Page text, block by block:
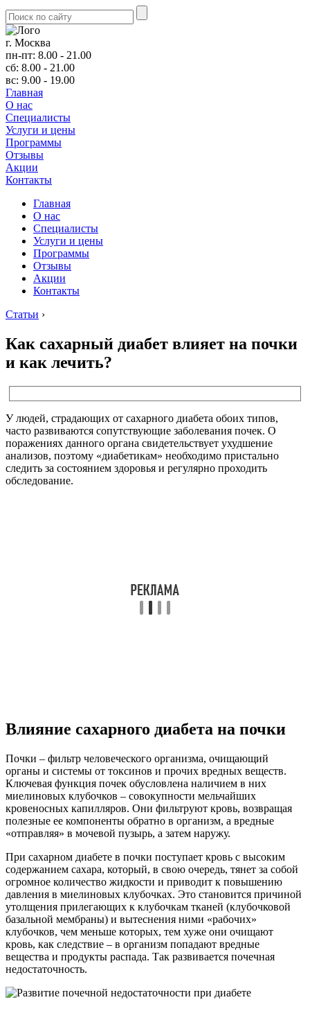
г. Москва
пн-пт: 8.00 - 21.00
сб: 8.00 - 21.00
вс: 9.00 - 19.00
Главная
О нас
Cпециалисты
Услуги и цены
Программы
Отзывы
Акции
Контакты
Главная
О нас
Cпециалисты
Услуги и цены
Программы
Отзывы
Акции
Контакты
Статьи ›
Как сахарный диабет влияет на почки
и как лечить?
У людей, страдающих от сахарного диабета обоих типов,
часто развиваются сопутствующие заболевания почек. О
поражениях данного органа свидетельствует ухудшение
анализов, поэтому «диабетикам» необходимо пристально
следить за состоянием здоровья и регулярно проходить
обследование.
Влияние сахарного диабета на почки
Почки – фильтр человеческого организма, очищающий
органы и системы от токсинов и прочих вредных веществ.
Ключевая функция почек обусловлена наличием в них
миелиновых клубочков – совокупности мельчайших
кровеносных капилляров. Они фильтруют кровь, возвращая
полезные ее компоненты обратно в организм, а вредные
«отправляя» в мочевой пузырь, а затем наружу.
При сахарном диабете в почки поступает кровь с высоким
содержанием сахара, который, в свою очередь, тянет за собой
огромное количество жидкости и приводит к повышению
давления в миелиновых клубочках. Это становится причиной
утолщения прилегающих к клубочкам тканей (клубочковой
базальной мембраны) и вытеснения ними «рабочих»
клубочков, чем меньше которых, тем хуже они очищают
кровь, как следствие – в организм попадают вредные
вещества и продукты распада. Так развивается почечная
недостаточность.